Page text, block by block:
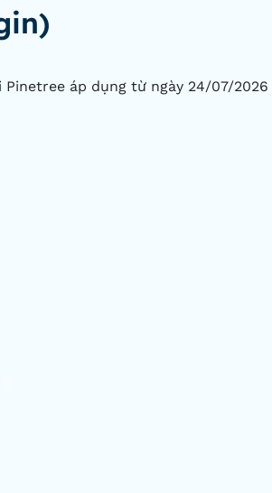
áp dụng từ ngày 24/07/2026